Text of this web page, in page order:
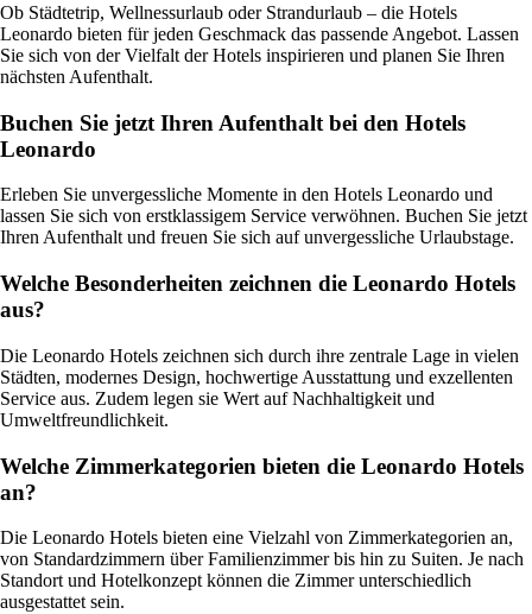
Ob Städtetrip, Wellnessurlaub oder Strandurlaub – die Hotels
Leonardo bieten für jeden Geschmack das passende Angebot. Lassen
Sie sich von der Vielfalt der Hotels inspirieren und planen Sie Ihren
nächsten Aufenthalt.
Buchen Sie jetzt Ihren Aufenthalt bei den Hotels
Leonardo
Erleben Sie unvergessliche Momente in den Hotels Leonardo und
lassen Sie sich von erstklassigem Service verwöhnen. Buchen Sie jetzt
Ihren Aufenthalt und freuen Sie sich auf unvergessliche Urlaubstage.
Welche Besonderheiten zeichnen die Leonardo Hotels
aus?
Die Leonardo Hotels zeichnen sich durch ihre zentrale Lage in vielen
Städten, modernes Design, hochwertige Ausstattung und exzellenten
Service aus. Zudem legen sie Wert auf Nachhaltigkeit und
Umweltfreundlichkeit.
Welche Zimmerkategorien bieten die Leonardo Hotels
an?
Die Leonardo Hotels bieten eine Vielzahl von Zimmerkategorien an,
von Standardzimmern über Familienzimmer bis hin zu Suiten. Je nach
Standort und Hotelkonzept können die Zimmer unterschiedlich
ausgestattet sein.